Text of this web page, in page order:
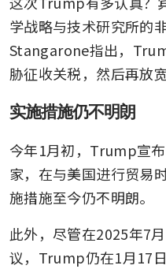
学战略与技术研究所的
Stangarone指出，
胁征收关税，然后再放
实施措施仍不明朗
今年1月初，Trump宣
家，在与美国进行贸易
施措施至今仍不明朗。
此外，尽管在2025年7
议，Trump仍在1月17